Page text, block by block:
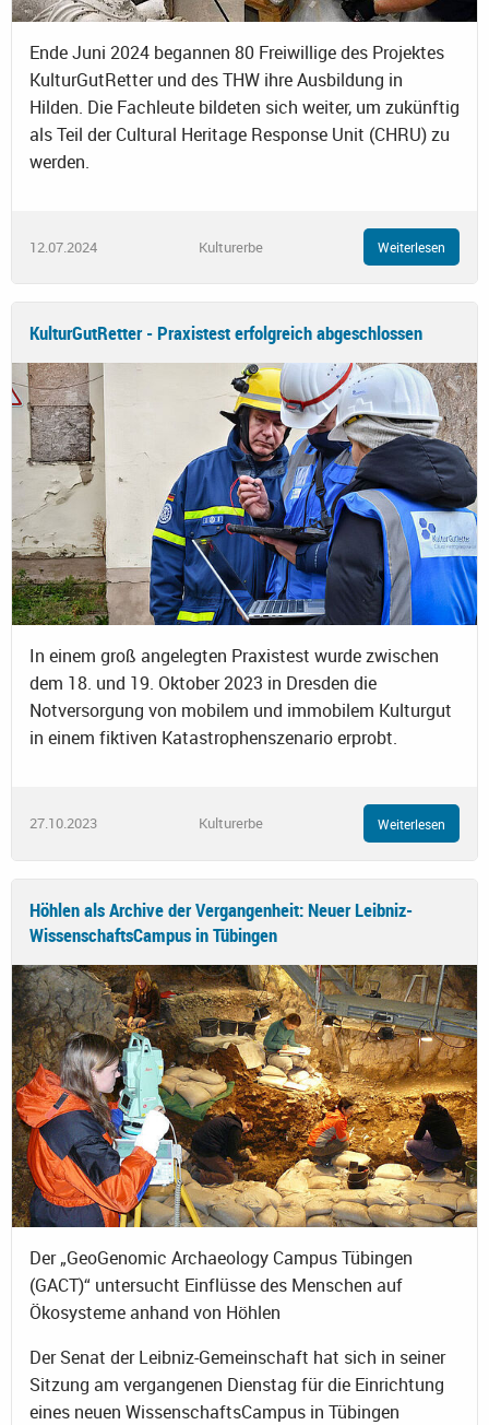
Ende Juni 2024 begannen 80 Freiwillige des Projektes
KulturGutRetter und des THW ihre Ausbildung in
Hilden. Die Fachleute bildeten sich weiter, um zukünftig
als Teil der Cultural Heritage Response Unit (CHRU) zu
werden.
12.07.2024 Kulturerbe Weiterlesen
KulturGutRetter - Praxistest erfolgreich abgeschlossen
In einem groß angelegten Praxistest wurde zwischen
dem 18. und 19. Oktober 2023 in Dresden die
Notversorgung von mobilem und immobilem Kulturgut
in einem fiktiven Katastrophenszenario erprobt.
27.10.2023 Kulturerbe Weiterlesen
Höhlen als Archive der Vergangenheit: Neuer Leibniz-
WissenschaftsCampus in Tübingen
Der „GeoGenomic Archaeology Campus Tübingen
(GACT)“ untersucht Einflüsse des Menschen auf
Ökosysteme anhand von Höhlen
Der Senat der Leibniz-Gemeinschaft hat sich in seiner
Sitzung am vergangenen Dienstag für die Einrichtung
eines neuen WissenschaftsCampus in Tübingen